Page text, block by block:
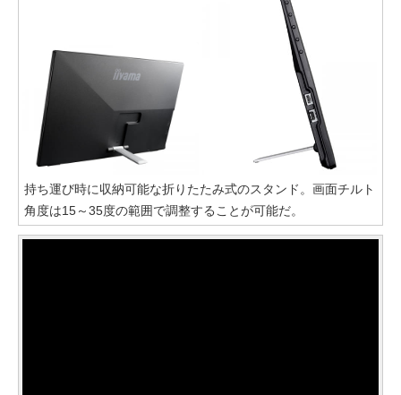
持ち運び時に収納可能な折りたたみ式のスタンド。画面チルト
角度は15～35度の範囲で調整することが可能だ。